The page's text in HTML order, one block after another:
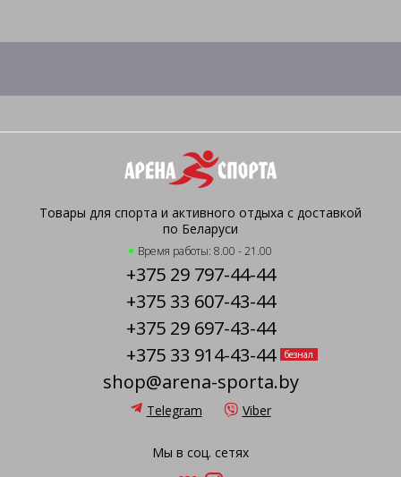
Товары для спорта и активного отдыха с доставкой
по Беларуси
Время работы: 8.00 - 21.00
+375 29 797-44-44
+375 33 607-43-44
+375 29 697-43-44
+375 33 914-43-44
безнал
shop@arena-sporta.by
Telegram Viber
Мы в соц. сетях